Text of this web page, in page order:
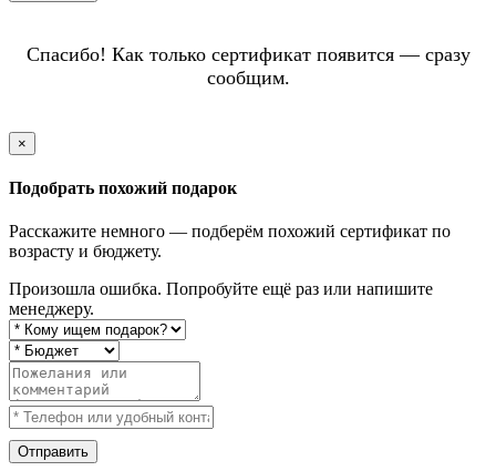
Спасибо! Как только сертификат появится — сразу
сообщим.
×
Подобрать похожий подарок
Расскажите немного — подберём похожий сертификат по
возрасту и бюджету.
Произошла ошибка. Попробуйте ещё раз или напишите
менеджеру.
Отправить